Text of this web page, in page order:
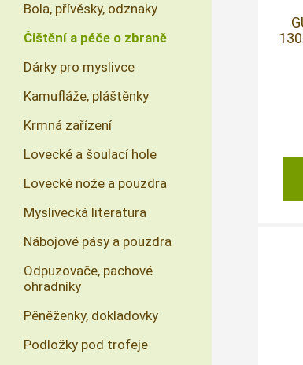
Bola, přívěsky, odznaky
Čištění a péče o zbraně
Dárky pro myslivce
Kamufláže, pláštěnky
Krmná zařízení
Lovecké a šoulací hole
Lovecké nože a pouzdra
Myslivecká literatura
Nábojové pásy a pouzdra
Odpuzovače, pachové
ohradníky
Pěněženky, dokladovky
Podložky pod trofeje